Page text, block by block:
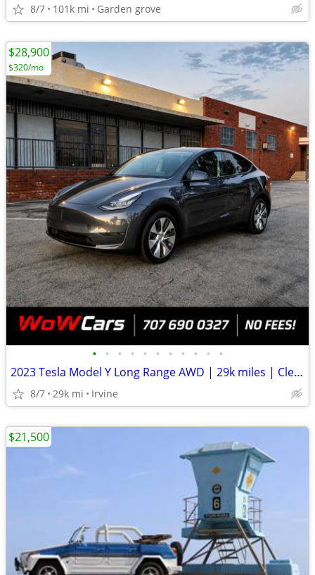
8/7 101k mi Garden grove
• • • • • • • • • • •
2023 Tesla Model Y Long Range AWD | 29k miles | Clean title | Sport 🔋
8/7 29k mi Irvine
$28,900
$320/mo
$21,500